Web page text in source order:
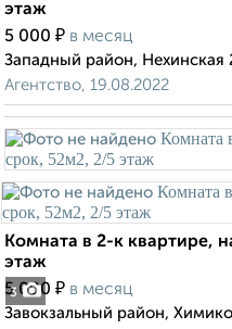
этаж
5 000 ₽ в месяц
Западный район, Нехинская
Агентство, 19.08.2022
3
Комната в 2-к квартире,
этаж
5 000 ₽ в месяц
Завокзальный район,